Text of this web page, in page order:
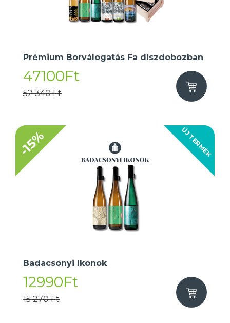
Prémium Borválogatás Fa díszdobozban
47100Ft
52 340 Ft
ÚJ TERMÉK
-15%
Badacsonyi Ikonok
12990Ft
15 270 Ft